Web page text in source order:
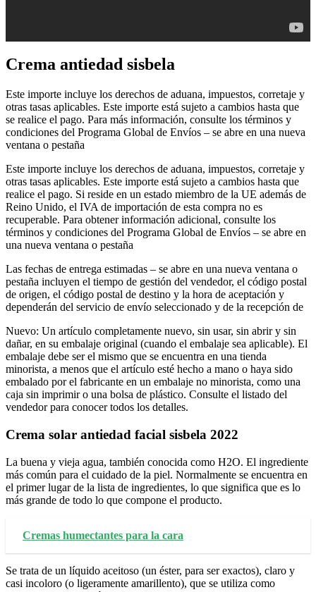
Crema antiedad sisbela
Este importe incluye los derechos de aduana, impuestos, corretaje y
otras tasas aplicables. Este importe está sujeto a cambios hasta que
se realice el pago. Para más información, consulte los términos y
condiciones del Programa Global de Envíos – se abre en una nueva
ventana o pestaña
Este importe incluye los derechos de aduana, impuestos, corretaje y
otras tasas aplicables. Este importe está sujeto a cambios hasta que
realice el pago. Si reside en un estado miembro de la UE además de
Reino Unido, el IVA de importación de esta compra no es
recuperable. Para obtener información adicional, consulte los
términos y condiciones del Programa Global de Envíos – se abre en
una nueva ventana o pestaña
Las fechas de entrega estimadas – se abre en una nueva ventana o
pestaña incluyen el tiempo de gestión del vendedor, el código postal
de origen, el código postal de destino y la hora de aceptación y
dependerán del servicio de envío seleccionado y de la recepción de
Nuevo: Un artículo completamente nuevo, sin usar, sin abrir y sin
dañar, en su embalaje original (cuando el embalaje sea aplicable). El
embalaje debe ser el mismo que se encuentra en una tienda
minorista, a menos que el artículo esté hecho a mano o haya sido
embalado por el fabricante en un embalaje no minorista, como una
caja sin imprimir o una bolsa de plástico. Consulte el listado del
vendedor para conocer todos los detalles.
Crema solar antiedad facial sisbela 2022
La buena y vieja agua, también conocida como H2O. El ingrediente
más común para el cuidado de la piel. Normalmente se encuentra en
el primer lugar de la lista de ingredientes, lo que significa que es lo
más grande de todo lo que compone el producto.
Cremas humectantes para la cara
Se trata de un líquido aceitoso (un éster, para ser exactos), claro y
casi incoloro (o ligeramente amarillento), que se utiliza como